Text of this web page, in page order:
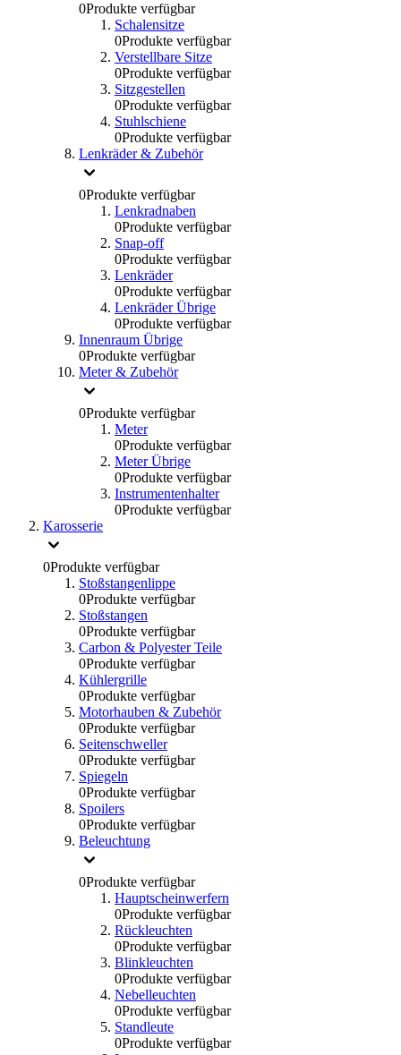
0Produkte verfügbar
Schalensitze
0Produkte verfügbar
Verstellbare Sitze
0Produkte verfügbar
Sitzgestellen
0Produkte verfügbar
Stuhlschiene
0Produkte verfügbar
Lenkräder & Zubehör
0Produkte verfügbar
Lenkradnaben
0Produkte verfügbar
Snap-off
0Produkte verfügbar
Lenkräder
0Produkte verfügbar
Lenkräder Übrige
0Produkte verfügbar
Innenraum Übrige
0Produkte verfügbar
Meter & Zubehör
0Produkte verfügbar
Meter
0Produkte verfügbar
Meter Übrige
0Produkte verfügbar
Instrumentenhalter
0Produkte verfügbar
Karosserie
0Produkte verfügbar
Stoßstangenlippe
0Produkte verfügbar
Stoßstangen
0Produkte verfügbar
Carbon & Polyester Teile
0Produkte verfügbar
Kühlergrille
0Produkte verfügbar
Motorhauben & Zubehör
0Produkte verfügbar
Seitenschweller
0Produkte verfügbar
Spiegeln
0Produkte verfügbar
Spoilers
0Produkte verfügbar
Beleuchtung
0Produkte verfügbar
Hauptscheinwerfern
0Produkte verfügbar
Rückleuchten
0Produkte verfügbar
Blinkleuchten
0Produkte verfügbar
Nebelleuchten
0Produkte verfügbar
Standleute
0Produkte verfügbar